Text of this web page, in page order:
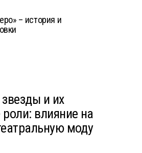
– история и
и их
влияние на
моду